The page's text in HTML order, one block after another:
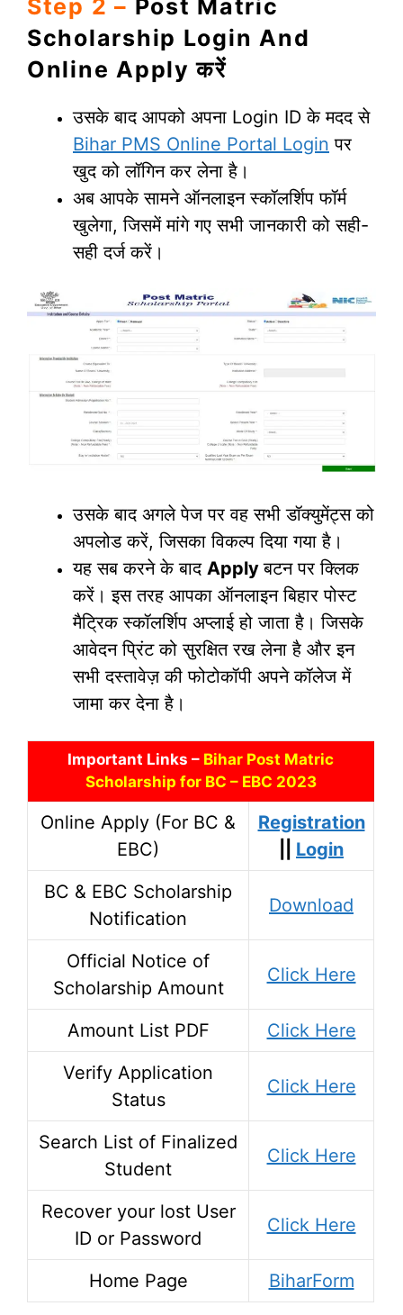
Step 2 – Post Matric
Scholarship Login And
Online Apply करें
उसके बाद आपको अपना Login ID के मदद से
Bihar PMS Online Portal Login पर
खुद को लॉगिन कर लेना है।
अब आपके सामने ऑनलाइन स्कॉलर्शिप फॉर्म
खुलेगा, जिसमें मांगे गए सभी जानकारी को सही-
सही दर्ज करें।
उसके बाद अगले पेज पर वह सभी डॉक्युमेंट्स को
अपलोड करें, जिसका विकल्प दिया गया है।
यह सब करने के बाद Applyबटन पर क्लिक
करें। इस तरह आपका ऑनलाइन बिहार पोस्ट
मैट्रिक स्कॉलर्शिप अप्लाई हो जाता है। जिसके
आवेदन प्रिंट को सुरक्षित रख लेना है और इन
सभी दस्तावेज़ की फोटोकॉपी अपने कॉलेज में
जामा कर देना है।
Important Links – Bihar Post Matric
Scholarship for BC – EBC 2023
Online Apply (For BC &
EBC)
Registration
Login
BC & EBC Scholarship
Notification
Download
Official Notice of
Scholarship Amount
Click Here
Amount List PDF
Click Here
Verify Application
Status
Click Here
Search List of Finalized
Student
Click Here
Recover your lost User
ID or Password
Click Here
Home Page BiharForm